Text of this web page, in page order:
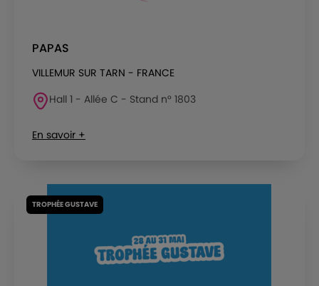
PAPAS
VILLEMUR SUR TARN - FRANCE
Hall 1 - Allée C - Stand n° 1803
En savoir +
TROPHÉE GUSTAVE